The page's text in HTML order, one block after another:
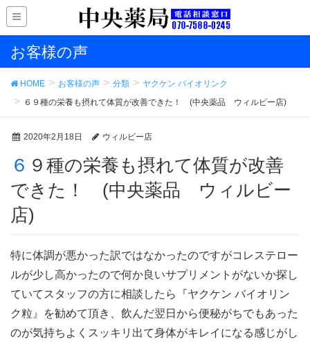
お客様の声
HOME お客様の声 分類
ヤクケン バイオリンク
６９種の栄養も摂れて体質が改善できた！ (中央薬品 ウィルビー店)
2020年2月18日 ウィルビー店
６９種の栄養も摂れて体質が改善
できた！ (中央薬品 ウィルビー
店)
特に体調が悪かった訳ではなかったのですがコレステロー
ルが少し高かったので何か良いサプリメントがないか探し
ていてスタッフの方に相談したら『ヤクケン バイオリン
ク粒』を勧めて頂き、飲んだ翌日から便秘がちでもあった
のが気持ちよくスッキリ出て身体がキレイになる感じがし